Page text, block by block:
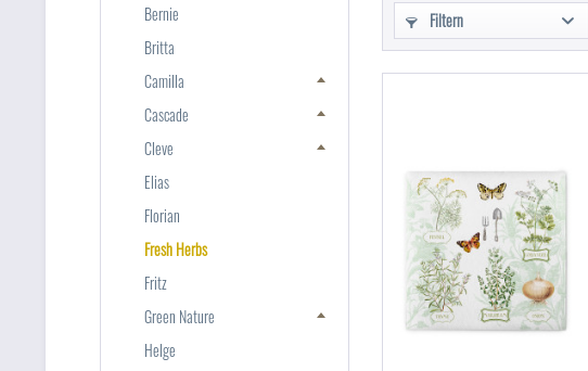
Bernie
Britta
Camilla
Cascade
Cleve
Elias
Florian
Fresh Herbs
Fritz
Green Nature
Helge
Filtern